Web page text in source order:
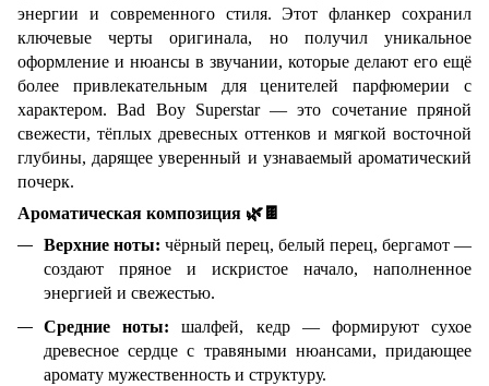
энергии и современного стиля. Этот фланкер сохранил
ключевые черты оригинала, но получил уникальное
оформление и нюансы в звучании, которые делают его ещё
более привлекательным для ценителей парфюмерии с
характером. Bad Boy Superstar — это сочетание пряной
свежести, тёплых древесных оттенков и мягкой восточной
глубины, дарящее уверенный и узнаваемый ароматический
почерк.
Ароматическая композиция 🌿🍫
Верхние ноты: чёрный перец, белый перец, бергамот —
создают пряное и искристое начало, наполненное
энергией и свежестью.
Средние ноты: шалфей, кедр — формируют сухое
древесное сердце с травяными нюансами, придающее
аромату мужественность и структуру.